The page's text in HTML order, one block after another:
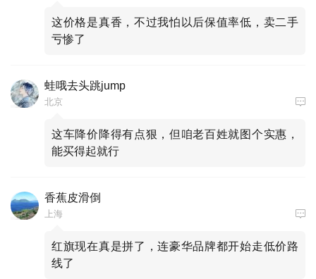
这价格是真香，不过我怕以后保值率低，卖二手
亏惨了
蛙哦去头跳jump
北京
这车降价降得有点狠，但咱老百姓就图个实惠，
能买得起就行
香蕉皮滑倒
上海
红旗现在真是拼了，连豪华品牌都开始走低价路
线了